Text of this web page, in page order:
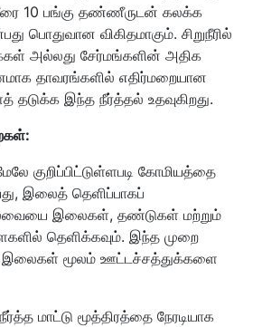
10 பங்கு தண்ணீருடன் கலக்க
பொதுவான விகிதமாகும். சிறுநீரில்
அல்லது சேர்மங்களின் அதிக
தாவரங்களில் எதிர்மறையான
தடுக்க இந்த நீர்த்தல் உதவுகிறது.
குறிப்பிட்டுள்ளபடி கோமியத்தை
இலைத் தெளிப்பாகப்
இலைகள், தண்டுகள் மற்றும்
தெளிக்கவும். இந்த முறை
மூலம் ஊட்டச்சத்துக்களை
நீர்த்த மாட்டு மூத்திரத்தை நேரடியாக